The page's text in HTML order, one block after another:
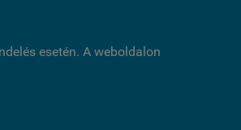
esetén. A weboldalon